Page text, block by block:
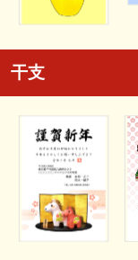
干支